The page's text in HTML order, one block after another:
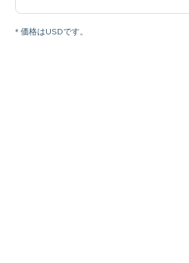
* 価格はUSDです。